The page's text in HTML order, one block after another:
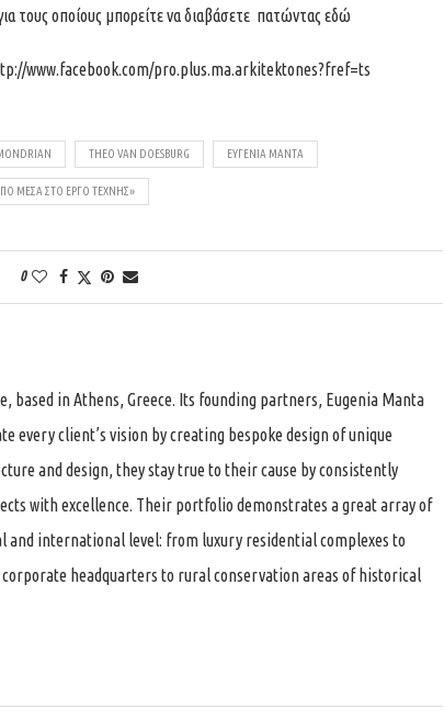
τους οποίους μπορείτε να διαβάσετε πατώντας εδώ
www.facebook.com/pro.plus.ma.arkitektones?fref=ts
THEO VAN DOESBURG ΕΥΓΕΝΊΑ ΜΑΝΤΆ
ΜΈΣΑ ΣΤΟ ΈΡΓΟ ΤΈΧΝΗΣ»
0
based in Athens, Greece. Its founding partners, Eugenia Manta
every client’s vision by creating bespoke design of unique
and design, they stay true to their cause by consistently
with excellence. Their portfolio demonstrates a great array of
and international level: from luxury residential complexes to
headquarters to rural conservation areas of historical